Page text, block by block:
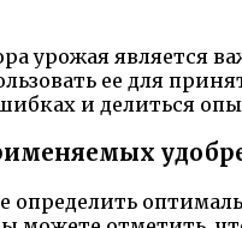
урожая является
ее для
и делиться